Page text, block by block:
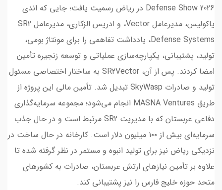
Defense Show 2026 در ریاض رسمیت یافت؛ جایی که اندی
یاکولیس، مدیرعامل Vector، و ادریس الزکاری، مدیرعامل SR2
Defense Systems، یادداشت تفاهمی را برای مونتاژ بومی،
تولید، پشتیبانی، یکپارچه‌سازی عملیاتی و توسعه زنجیره تأمین
امضا کردند. پس از آن، SR2Vector به ساختار اختصاصی مسئول
تولید و صادرات SkyWasp تبدیل شد. تأمین مالی این پروژه از
طریق MASNA Ventures انجام می‌شود؛ مجموعه سرمایه‌گذاری
دفاعی عربستان که با مدیریت SR2 مرتبط است و در حال جذب
سرمایه‌ای بیش از ۱۰۰ میلیون دلار است. کارخانه در حال ساخت در
نزدیکی ریاض نیز برای تولید انبوه و مستمر در نظر گرفته شده تا
علاوه بر تأمین نیازهای ارتش عربستان، صادرات به کشورهای
متحد حوزه خلیج فارس را نیز پشتیبانی کند.